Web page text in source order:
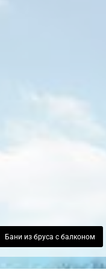
Бани из бруса с балконом